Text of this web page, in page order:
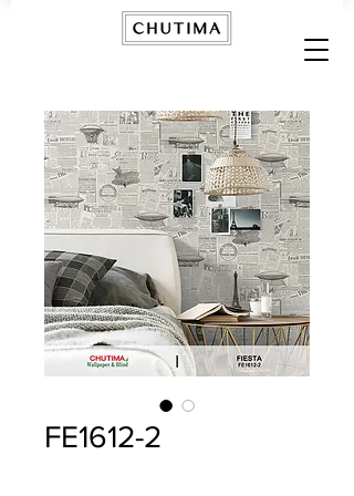
FE1612-2